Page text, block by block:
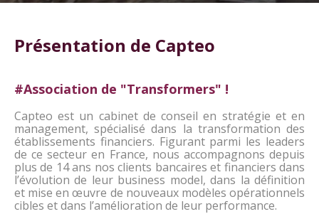
Présentation de Capteo
#Association de "Transformers" !
Capteo est un cabinet de conseil en stratégie et en
management, spécialisé dans la transformation des
établissements financiers. Figurant parmi les leaders
de ce secteur en France, nous accompagnons depuis
plus de 14 ans nos clients bancaires et financiers dans
l’évolution de leur business model, dans la définition
et mise en œuvre de nouveaux modèles opérationnels
cibles et dans l’amélioration de leur performance.